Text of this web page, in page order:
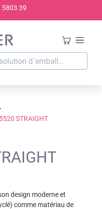
5803 39
5520 STRAIGHT
design moderne et
comme matériau de